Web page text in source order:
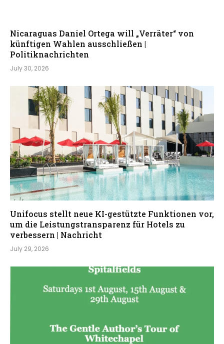
Nicaraguas Daniel Ortega will „Verräter“ von
künftigen Wahlen ausschließen |
Politiknachrichten
July 30, 2026
Unifocus stellt neue KI-gestützte Funktionen vor,
um die Leistungstransparenz für Hotels zu
verbessern | Nachricht
July 29, 2026